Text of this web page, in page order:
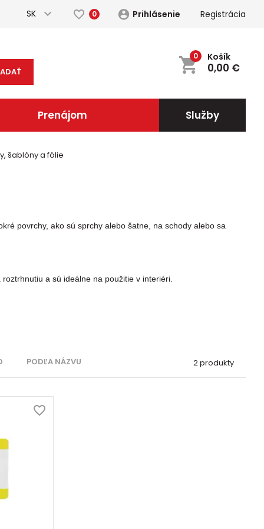
SK 0 Prihlásenie Registrácia
Košík
0,00 €
0
Prenájom Služby
šablóny a fólie
povrchy, ako sú sprchy alebo šatne, na schody alebo sa
a sú ideálne na použitie v interiéri.
PODĽA NÁZVU 2 produkty